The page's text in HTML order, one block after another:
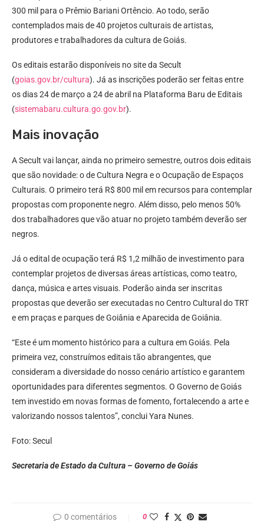
300 mil para o Prêmio Bariani Ortêncio. Ao todo, serão
contemplados mais de 40 projetos culturais de artistas,
produtores e trabalhadores da cultura de Goiás.
Os editais estarão disponíveis no site da Secult
(goias.gov.br/cultura). Já as inscrições poderão ser feitas entre
os dias 24 de março a 24 de abril na Plataforma Baru de Editais
(sistemabaru.cultura.go.gov.br).
Mais inovação
A Secult vai lançar, ainda no primeiro semestre, outros dois editais
que são novidade: o de Cultura Negra e o Ocupação de Espaços
Culturais. O primeiro terá R$ 800 mil em recursos para contemplar
propostas com proponente negro. Além disso, pelo menos 50%
dos trabalhadores que vão atuar no projeto também deverão ser
negros.
Já o edital de ocupação terá R$ 1,2 milhão de investimento para
contemplar projetos de diversas áreas artísticas, como teatro,
dança, música e artes visuais. Poderão ainda ser inscritas
propostas que deverão ser executadas no Centro Cultural do TRT
e em praças e parques de Goiânia e Aparecida de Goiânia.
“Este é um momento histórico para a cultura em Goiás. Pela
primeira vez, construímos editais tão abrangentes, que
consideram a diversidade do nosso cenário artístico e garantem
oportunidades para diferentes segmentos. O Governo de Goiás
tem investido em novas formas de fomento, fortalecendo a arte e
valorizando nossos talentos”, conclui Yara Nunes.
Foto: Secul
Secretaria de Estado da Cultura – Governo de Goiás
0 comentários 0